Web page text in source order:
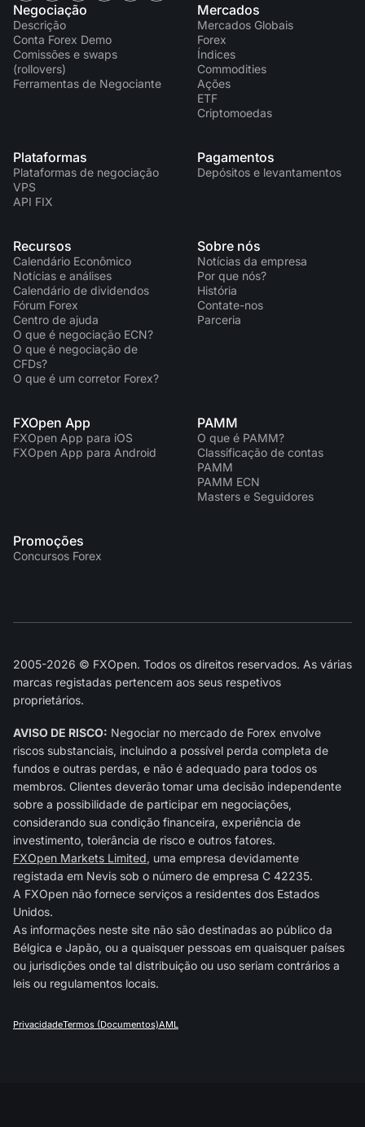
Negociação
Descrição
Conta Forex Demo
Comissões e swaps
(rollovers)
Ferramentas de Negociante
Mercados
Mercados Globais
Forex
Índices
Commodities
Ações
ETF
Criptomoedas
Plataformas
Plataformas de negociação
VPS
API FIX
Pagamentos
Depósitos e levantamentos
Recursos
Calendário Econômico
Notícias e análises
Calendário de dividendos
Fórum Forex
Centro de ajuda
O que é negociação ECN?
O que é negociação de
CFDs?
O que é um corretor Forex?
Sobre nós
Notícias da empresa
Por que nós?
História
Contate-nos
Parceria
FXOpen App
FXOpen App para iOS
FXOpen App para Android
PAMM
O que é PAMM?
Classificação de contas
PAMM
PAMM ECN
Masters e Seguidores
Promoções
Concursos Forex
2005-2026 © FXOpen. Todos os direitos reservados. As várias
marcas registadas pertencem aos seus respetivos
proprietários.
AVISO DE RISCO: Negociar no mercado de Forex envolve
riscos substanciais, incluindo a possível perda completa de
fundos e outras perdas, e não é adequado para todos os
membros. Clientes deverão tomar uma decisão independente
sobre a possibilidade de participar em negociações,
considerando sua condição financeira, experiência de
investimento, tolerância de risco e outros fatores.
FXOpen Markets Limited, uma empresa devidamente
registada em Nevis sob o número de empresa C 42235.
A FXOpen não fornece serviços a residentes dos Estados
Unidos.
As informações neste site não são destinadas ao público da
Bélgica e Japão, ou a quaisquer pessoas em quaisquer países
ou jurisdições onde tal distribuição ou uso seriam contrários a
leis ou regulamentos locais.
PrivacidadeTermos (Documentos)AML